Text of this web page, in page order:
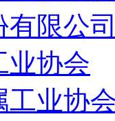
有限公
业协会
工业协